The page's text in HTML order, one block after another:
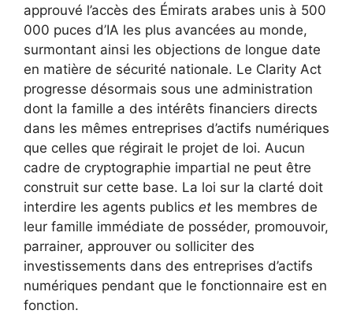
approuvé l’accès des Émirats arabes unis à 500
000 puces d’IA les plus avancées au monde,
surmontant ainsi les objections de longue date
en matière de sécurité nationale. Le Clarity Act
progresse désormais sous une administration
dont la famille a des intérêts financiers directs
dans les mêmes entreprises d’actifs numériques
que celles que régirait le projet de loi. Aucun
cadre de cryptographie impartial ne peut être
construit sur cette base. La loi sur la clarté doit
interdire les agents publics et les membres de
leur famille immédiate de posséder, promouvoir,
parrainer, approuver ou solliciter des
investissements dans des entreprises d’actifs
numériques pendant que le fonctionnaire est en
fonction.